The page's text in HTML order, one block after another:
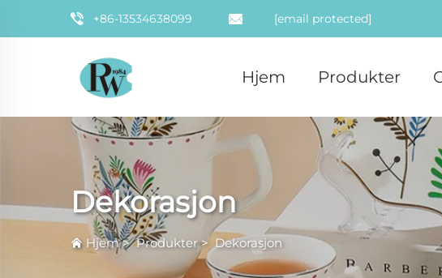
+86-13534638099 [email protected]
Hjem Produkter
Dekorasjon
Hjem>Produkter>Dekorasjon